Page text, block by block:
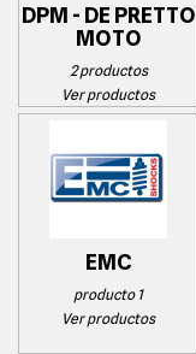
DPM - DE PRETTO
MOTO
2 productos
Ver productos
EMC
producto 1
Ver productos